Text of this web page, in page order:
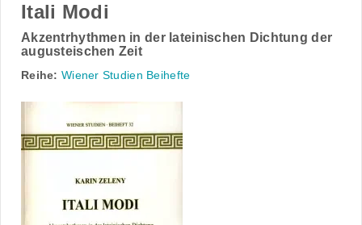
Itali Modi
Akzentrhythmen in der lateinischen Dichtung der
augusteischen Zeit
Reihe: Wiener Studien Beihefte